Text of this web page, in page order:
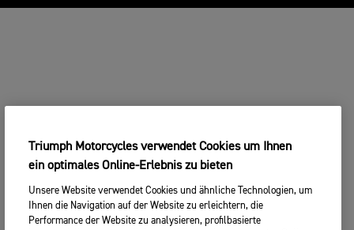
Triumph Motorcycles verwendet Cookies um Ihnen
ein optimales Online-Erlebnis zu bieten
Unsere Website verwendet Cookies und ähnliche Technologien, um
Ihnen die Navigation auf der Website zu erleichtern, die
Performance der Website zu analysieren, profilbasierte